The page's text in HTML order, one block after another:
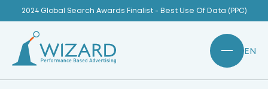
to
content
2024 Global Search Awards Finalist - Best Use Of Data (PPC)
EN